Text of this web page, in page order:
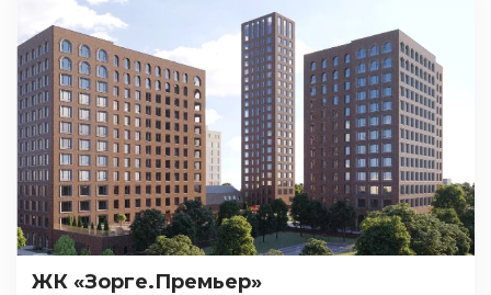
ЖК «Зорге.Премьер»